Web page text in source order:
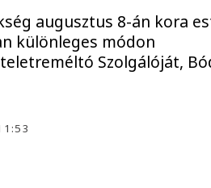
augusztus 8-án kora
különleges módon
Szolgálóját,